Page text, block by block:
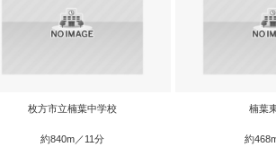
枚方市立楠葉中学校
約840m／11分
楠葉
約